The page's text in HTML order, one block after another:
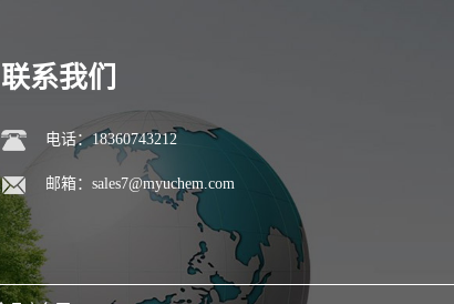
联系我们
电话：18360743212
邮箱： sales7@myuchem.com